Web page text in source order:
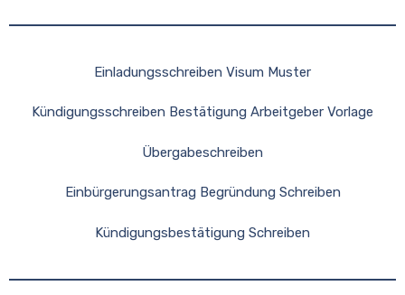
Einladungsschreiben Visum Muster
Kündigungsschreiben Bestätigung Arbeitgeber Vorlage
Übergabeschreiben
Einbürgerungsantrag Begründung Schreiben
Kündigungsbestätigung Schreiben